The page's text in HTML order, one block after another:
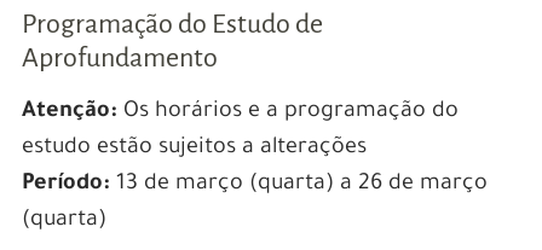
Programação do Estudo de
Aprofundamento
Atenção: Os horários e a programação do
estudo estão sujeitos a alterações
Período: 13 de março (quarta) a 26 de março
(quarta)